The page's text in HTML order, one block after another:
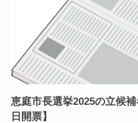
恵庭市長選挙2025の立候
日開票】